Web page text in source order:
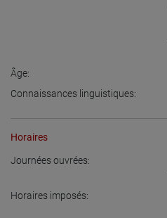
Âge:
Connaissances linguistiques:
Horaires
Journées ouvrées:
Horaires imposés: